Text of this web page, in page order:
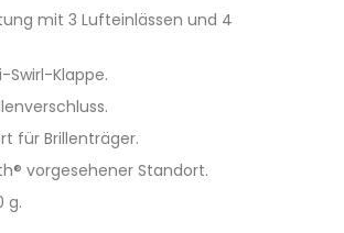
mit 3 Lufteinlässen und 4
Klappe.
für Brillenträger.
vorgesehener Standort.
g.